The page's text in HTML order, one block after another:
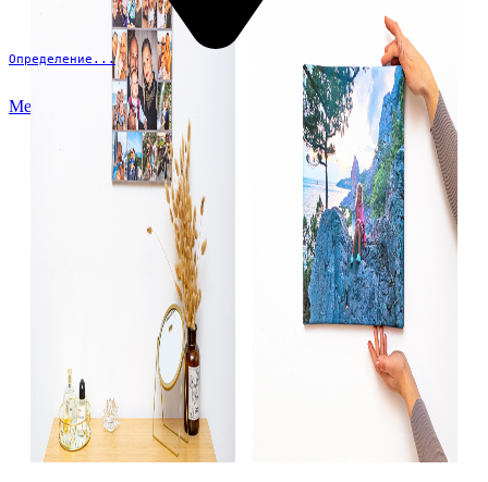
Определение...
Меню